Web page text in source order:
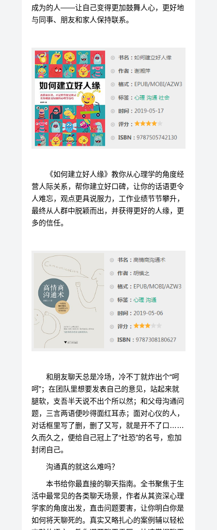
成为的人——让自己变得更加鼓舞人心，更好地
与同事、朋友和家人保持联系。
《如何建立好人缘》教你从心理学的角度经
营人际关系，帮你建立好口碑，让你的话语更令
人难忘，观点更具说服力，工作业绩节节攀升，
最终从人群中脱颖而出，并获得更好的人缘，更
多的信任。
和朋友聊天总是冷场，冷不丁就炸出个“呵
呵”；在团队里想要发表自己的意见，站起来就
腿软，支吾半天说不出个所以然；和父母沟通问
题，三言两语便吵得面红耳赤；面对心仪的人，
对话框里写了删，删了又写，就是开不了口……
久而久之，便给自己冠上了“社恐”的名号，愈加
封闭自己。
沟通真的就这么难吗？
本书给你最直接的聊天指南。全书聚焦于生
活中最常见的各类聊天场景，作者从其资深心理
学家的角度出发，直击问题要害，让你明白你是
如何将天聊死的。真实又略扎心的案例辅以轻松